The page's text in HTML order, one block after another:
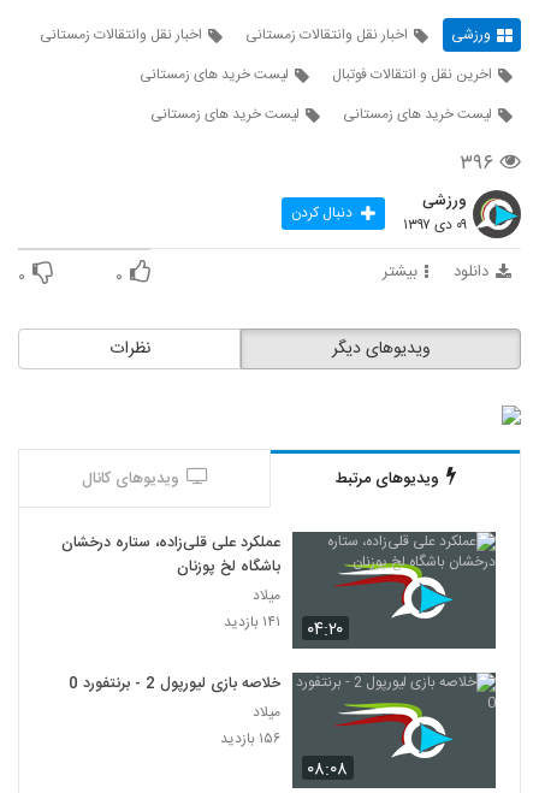
ورزشی اخبار نقل وانتقالات زمستانی
اخبار نقل وانتقالات زمستانی
اخرین نقل و انتقالات فوتبال
لیست خرید های زمستانی
لیست خرید های زمستانی
لیست خرید های زمستانی
۳۹۶
ورزشی
۰۹ دی ۱۳۹۷ دنبال کردن
دانلود بیشتر ۰ ۰
نظرات ویدیوهای دیگر
ویدیوهای مرتبط ویدیوهای کانال
۰۴:۲۰
عملکرد علی قلی‌زاده، ستاره درخشان
باشگاه لخ پوزنان
میلاد
۱۴۱ بازدید
۰۸:۰۸
خلاصه بازی لیورپول 2 - برنتفورد 0
میلاد
۱۵۶ بازدید